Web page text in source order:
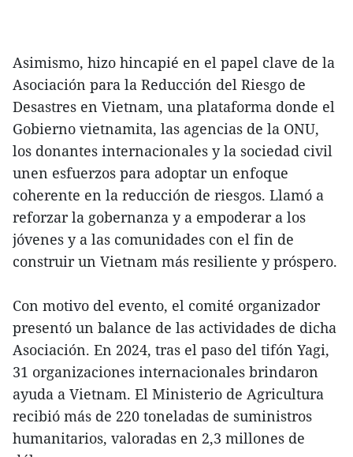
Asimismo, hizo hincapié en el papel clave de la
Asociación para la Reducción del Riesgo de
Desastres en Vietnam, una plataforma donde el
Gobierno vietnamita, las agencias de la ONU,
los donantes internacionales y la sociedad civil
unen esfuerzos para adoptar un enfoque
coherente en la reducción de riesgos. Llamó a
reforzar la gobernanza y a empoderar a los
jóvenes y a las comunidades con el fin de
construir un Vietnam más resiliente y próspero.
Con motivo del evento, el comité organizador
presentó un balance de las actividades de dicha
Asociación. En 2024, tras el paso del tifón Yagi,
31 organizaciones internacionales brindaron
ayuda a Vietnam. El Ministerio de Agricultura
recibió más de 220 toneladas de suministros
humanitarios, valoradas en 2,3 millones de